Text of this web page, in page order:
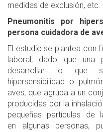
medidas de exclusión, etc.
Pneumonitis por
persona cuidadora de
El estudio se plantea con
laboral, dado que una
desarrollar lo que
hipersensibilidad o
aves, que agrupa a un
producidas por la
pequeñas partículas
en algunas personas,